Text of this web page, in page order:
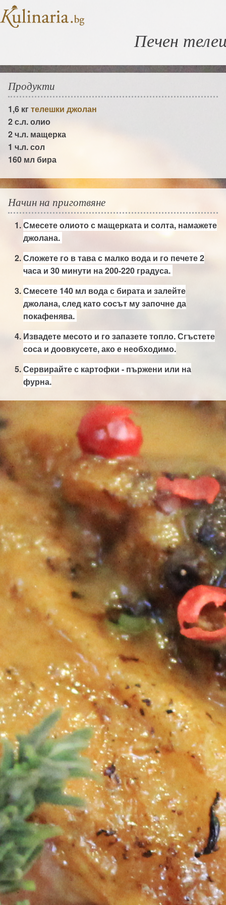
Печен
Продукти
1,6 кгтелешки джолан
2 с.л.олио
2 ч.л. мащерка
1 ч.л.сол
160 мл бира
Начин на приготвяне
Смесете олиото с мащерката и солта, намажете
джолана.
Сложете го в тава с малко вода и го печете 2
часа и 30 минути на 200-220 градуса.
Смесете 140 мл вода с бирата и залейте
джолана, след като сосът му започне да
покафенява.
Извадете месото и го запазете топло. Сгъстете
соса и доовкусете, ако е необходимо.
Сервирайте с картофки - пържени или на
фурна.